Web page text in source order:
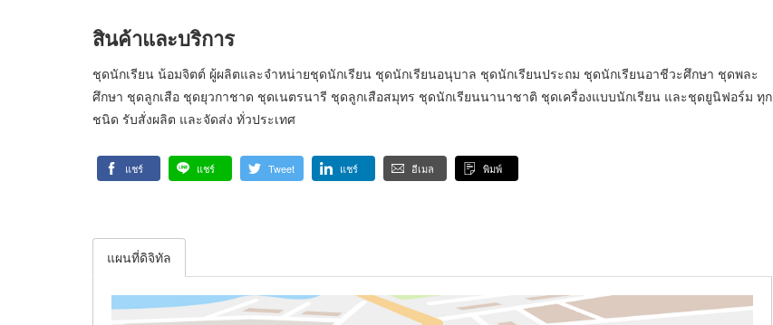
สินค้าและบริการ
ชุดนักเรียน น้อมจิตต์ ผู้ผลิตและจำหน่ายชุดนักเรียน ชุดนักเรียนอนุบาล ชุดนักเรียนประถม ชุดนักเรียนอาชีวะศึกษา ชุดพละ
ศึกษา ชุดลูกเสือ ชุดยุวกาชาด ชุดเนตรนารี ชุดลูกเสือสมุทร ชุดนักเรียนนานาชาติ ชุดเครื่องแบบนักเรียน และชุดยูนิฟอร์ม ทุก
ชนิด รับสั่งผลิต และจัดส่ง ทั่วประเทศ
แชร์ แชร์ Tweet แชร์ อีเมล พิมพ์
แผนที่ดิจิทัล